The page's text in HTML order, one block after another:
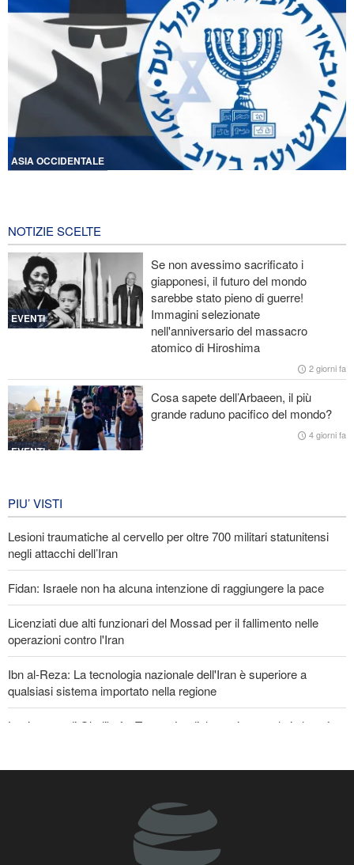
ASIA OCCIDENTALE
Lesioni traumatiche al cervello per oltre 700 militari statunitensi
negli attacchi dell’Iran
La risposta di Ghalibaf a Trump: La diplomazia teatrale in loop è
un fallimento
Ibn al-Reza: La tecnologia nazionale dell'Iran è superiore a
Gharibabadi: L'intesa tra Iran e Oman non significa la completa
riapertura dello Stretto di Hormuz
NOTIZIE SCELTE
EVENTI
Se non avessimo sacrificato i
giapponesi, il futuro del mondo
sarebbe stato pieno di guerre!
Immagini selezionate
nell'anniversario del massacro
atomico di Hiroshima
2 giorni fa
EVENTI
Cosa sapete dell’Arbaeen, il più
grande raduno pacifico del mondo?
4 giorni fa
EVENTI
PIU’ VISTI
Lesioni traumatiche al cervello per oltre 700 militari statunitensi
negli attacchi dell’Iran
Fidan: Israele non ha alcuna intenzione di raggiungere la pace
Licenziati due alti funzionari del Mossad per il fallimento nelle
operazioni contro l'Iran
Ibn al-Reza: La tecnologia nazionale dell'Iran è superiore a
qualsiasi sistema importato nella regione
La risposta di Ghalibaf a Trump: La diplomazia teatrale in loop è
Se non avessimo sacrificato i giapponesi, il futuro del mondo
sarebbe stato pieno di guerre! Immagini selezionate